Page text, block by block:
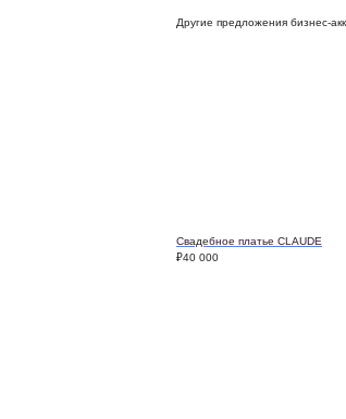
Другие предложения бизнес-
Свадебное платье CLAUDE
₽40 000